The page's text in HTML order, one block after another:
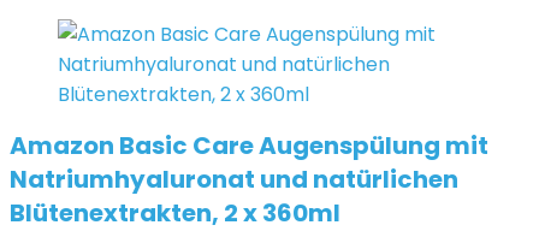
Amazon Basic Care Augenspülung mit
Natriumhyaluronat und natürlichen
Blütenextrakten, 2 x 360ml